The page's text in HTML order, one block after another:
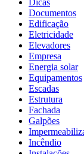
Documentos
Edificação
Eletricidade
Elevadores
Empresa
Energia solar
Equipamentos
Escadas
Estrutura
Fachada
Galpões
Incêndio